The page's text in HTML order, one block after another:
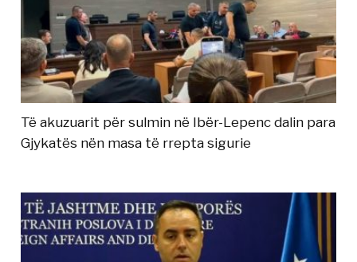
Të akuzuarit për sulmin në Ibër-Lepenc dalin para
Gjykatës nën masa të rrepta sigurie